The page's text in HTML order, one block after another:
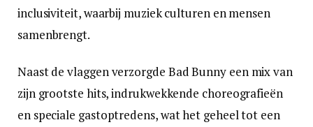
inclusiviteit, waarbij muziek culturen en mensen
samenbrengt.
Naast de vlaggen verzorgde Bad Bunny een mix van
zijn grootste hits, indrukwekkende choreografieën
en speciale gastoptredens, wat het geheel tot een